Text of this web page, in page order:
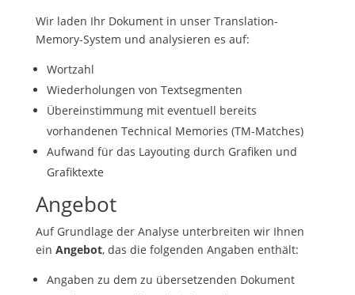
Wir laden Ihr Dokument in unser Translation-
Memory-System und analysieren es auf:
Wortzahl
Wiederholungen von Textsegmenten
Übereinstimmung mit eventuell bereits
vorhandenen Technical Memories (TM-Matches)
Aufwand für das Layouting durch Grafiken und
Grafiktexte
Angebot
Auf Grundlage der Analyse unterbreiten wir Ihnen
ein Angebot, das die folgenden Angaben enthält:
Angaben zu dem zu übersetzenden Dokument